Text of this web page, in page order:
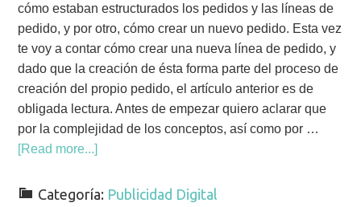
cómo estaban estructurados los pedidos y las líneas de
pedido, y por otro, cómo crear un nuevo pedido. Esta vez
te voy a contar cómo crear una nueva línea de pedido, y
dado que la creación de ésta forma parte del proceso de
creación del propio pedido, el artículo anterior es de
obligada lectura. Antes de empezar quiero aclarar que
por la complejidad de los conceptos, así como por …
[Read more...]
Categoría: Publicidad Digital